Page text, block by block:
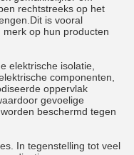
rechtstreeks op het
is vooral
op hun producten
elektrische isolatie,
componenten,
oppervlak
gevoelige
beschermd tegen
In tegenstelling tot veel